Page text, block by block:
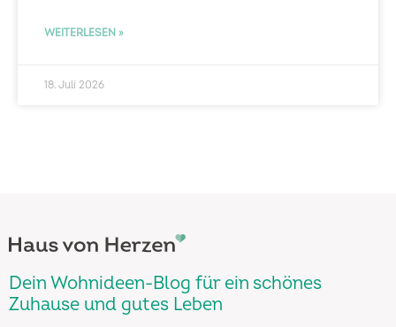
WEITERLESEN »
18. Juli 2026
Dein Wohnideen-Blog für ein schönes
Zuhause und gutes Leben